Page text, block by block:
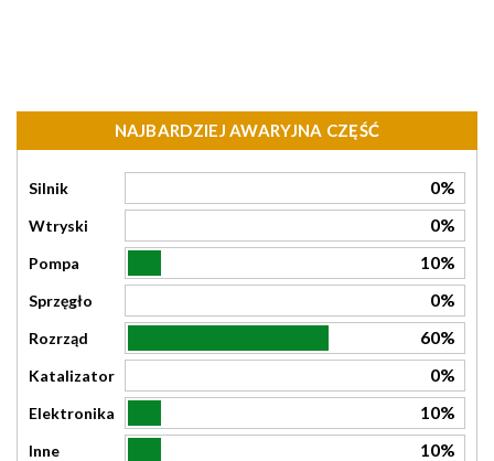
NAJBARDZIEJ AWARYJNA CZĘŚĆ
Silnik 0%
Wtryski 0%
Pompa 10%
Sprzęgło 0%
Rozrząd 60%
Katalizator 0%
Elektronika 10%
Inne 10%